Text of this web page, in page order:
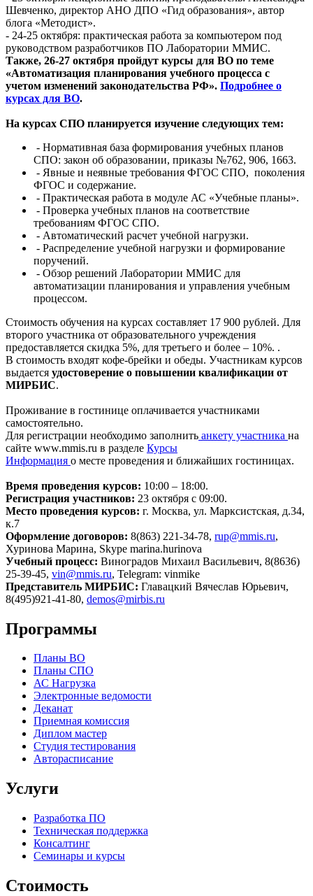
Шевченко, директор АНО ДПО «Гид образования», автор
блога «Методист».
- 24-25 октября: практическая работа за компьютером под
руководством разработчиков ПО Лаборатории ММИС.
Также, 26-27 октября пройдут курсы для ВО по теме
«Автоматизация планирования учебного процесса с
учетом изменений законодательства РФ». Подробнее о
курсах для ВО.
На курсах СПО планируется изучение следующих тем:
- Нормативная база формирования учебных планов
СПО: закон об образовании, приказы №762, 906, 1663.
- Явные и неявные требования ФГОС СПО, поколения
ФГОС и содержание.
- Практическая работа в модуле АС «Учебные планы».
- Проверка учебных планов на соответствие
требованиям ФГОС СПО.
- Автоматический расчет учебной нагрузки.
- Распределение учебной нагрузки и формирование
поручений.
- Обзор решений Лаборатории ММИС для
автоматизации планирования и управления учебным
процессом.
Стоимость обучения на курсах составляет 17 900 рублей. Для
второго участника от образовательного учреждения
предоставляется скидка 5%, для третьего и более – 10%. .
В стоимость входят кофе-брейки и обеды. Участникам курсов
выдается удостоверение о повышении квалификации от
МИРБИС.
Проживание в гостинице оплачивается участниками
самостоятельно.
Для регистрации необходимо заполнить анкету участника на
сайте www.mmis.ru в разделе Курсы
Информация о месте проведения и ближайших гостиницах.
Время проведения курсов: 10:00 – 18:00.
Регистрация участников: 23 октября c 09:00.
Место проведения курсов: г. Москва, ул. Марксистская, д.34,
к.7
Оформление договоров: 8(863) 221-34-78, rup@mmis.ru,
Хуринова Марина, Skype marina.hurinova
Учебный процесс: Виноградов Михаил Васильевич, 8(8636)
25-39-45, vin@mmis.ru, Telegram: vinmike
Представитель МИРБИС: Главацкий Вячеслав Юрьевич,
8(495)921-41-80, demos@mirbis.ru
Программы
Планы ВО
Планы СПО
АС Нагрузка
Электронные ведомости
Деканат
Приемная комиссия
Диплом мастер
Студия тестирования
Авторасписание
Услуги
Разработка ПО
Техническая поддержка
Консалтинг
Семинары и курсы
Стоимость